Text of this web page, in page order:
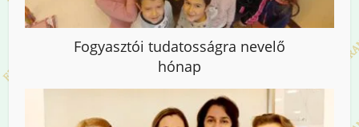
Fogyasztói tudatosságra nevelő
hónap